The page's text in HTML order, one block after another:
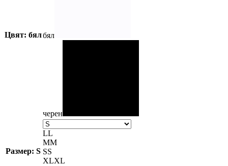
Цвят: бялбял
черен
Размер: S
LL
MM
SS
XLXL